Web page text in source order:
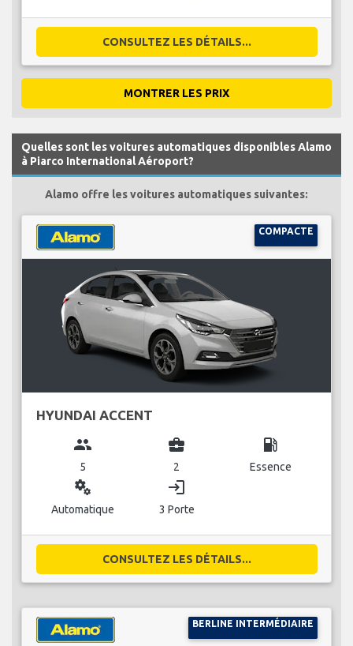
CONSULTEZ LES DÉTAILS...
MONTRER LES PRIX
Quelles sont les voitures automatiques disponibles Alamo
à Piarco International Aéroport?
Alamo offre les voitures automatiques suivantes:
COMPACTE
HYUNDAI ACCENT
group
5
business_center
2
local_gas_station
Essence
miscellaneous_services
Automatique
login
3 Porte
CONSULTEZ LES DÉTAILS...
BERLINE INTERMÉDIAIRE